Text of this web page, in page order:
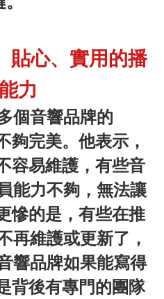
貼心、實用的播
力
音響品牌的
夠完美。他表示，
容易維護，有些音
能力不夠，無法讓
慘的是，有些在推
再維護或更新了，
響品牌如果能寫得
背後有專門的團隊